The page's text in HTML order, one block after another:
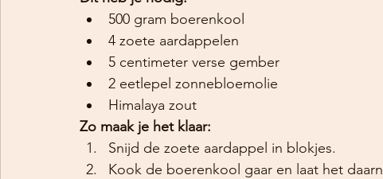
500 gram boerenkool
4 zoete aardappelen
5 centimeter verse gember
2 eetlepel zonnebloemolie
Himalaya zout
Zo maak je het klaar:
Snijd de zoete aardappel in blokjes.
Kook de boerenkool gaar en laat het